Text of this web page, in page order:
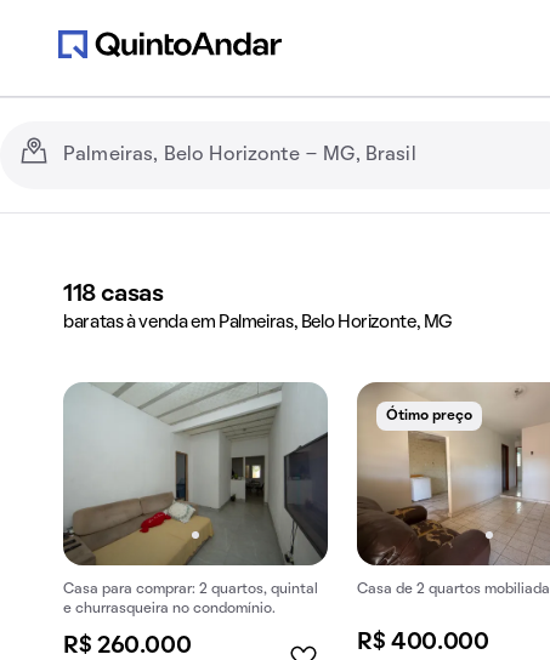
118 casas
baratas à venda em Palmeiras, Belo Horizonte, MG
Casa para comprar: 2 quartos, quintal
e churrasqueira no condomínio.
R$ 260.000
Ótimo preço
Casa de 2 quartos
R$ 400.000